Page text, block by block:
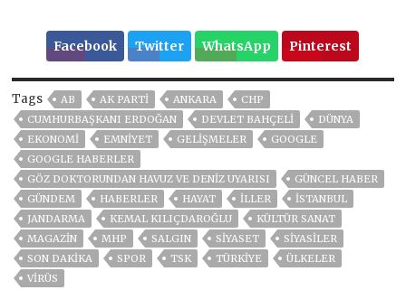
Facebook Twitter WhatsApp Pinterest
Tags AB AK PARTİ ANKARA
CHP
CUMHURBAŞKANI ERDOĞAN
DEVLET BAHÇELİ
DÜNYA
EKONOMİ
EMNİYET GELIŞMELER
GOOGLE
GOOGLE HABERLER
GÖZ DOKTORUNDAN HAVUZ VE DENIZ UYARISI
GÜNCEL HABER
GÜNDEM
HABERLER HAYAT İLLER
ISTANBUL
JANDARMA
KEMAL KILIÇDAROĞLU
KÜLTÜR SANAT
MAGAZİN
MHP SALGIN SİYASET
SİYASİLER
SON DAKIKA
SPOR TSK TÜRKİYE
ÜLKELER
VIRÜS